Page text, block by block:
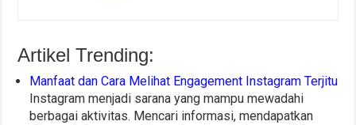
Artikel Trending:
Manfaat dan Cara Melihat Engagement Instagram Terjitu
Instagram menjadi sarana yang mampu mewadahi
berbagai aktivitas. Mencari informasi, mendapatkan